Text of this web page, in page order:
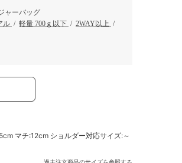
ャーバッグ
ル / 軽量 700ｇ以下 / 2WAY以上 /
マチ:12cm ショルダー対応サイズ:～